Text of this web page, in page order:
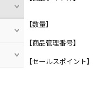
【数量】
【商品管理番号】
【セールスポイント】